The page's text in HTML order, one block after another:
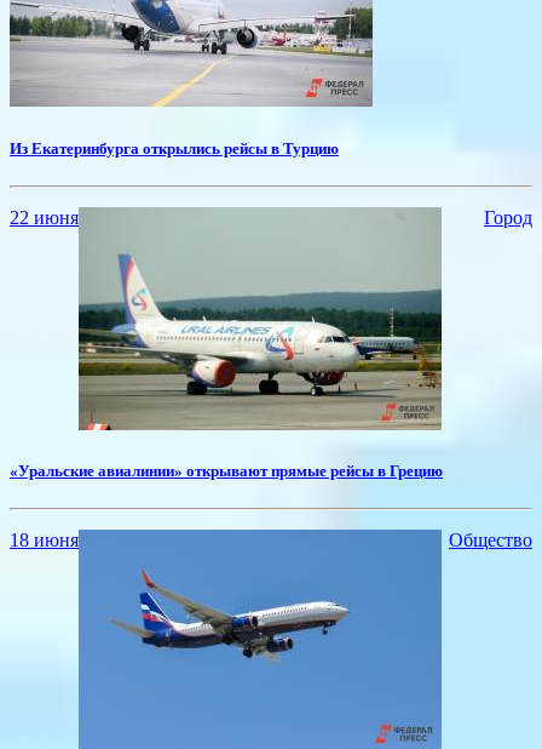
​Из Екатеринбурга открылись рейсы в Турцию
22 июня Город
«Уральские авиалинии» открывают прямые рейсы в Грецию
18 июня Общество